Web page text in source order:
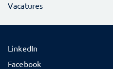
Vacatures
LinkedIn
Facebook